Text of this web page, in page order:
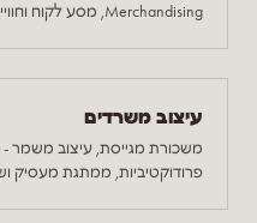
Merchandising, מסע לקוח וחוויית קנייה חלקה.
עיצוב משרדים
משכורת מגייסת, עיצוב משמר
פרודוקטיביות, ממתגת מעסיק